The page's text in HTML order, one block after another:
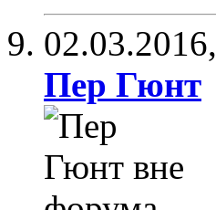
02.03.2016,
Пер Гюнт